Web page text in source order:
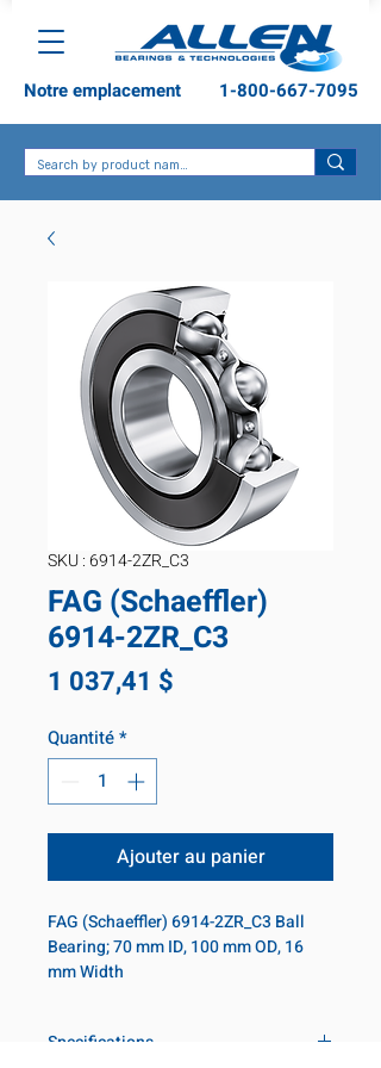
1-800-667-7095
Notre emplacement
SKU : 6914-2ZR_C3
FAG (Schaeffler)
6914-2ZR_C3
1 037,41 $
Quantité*
Ajouter au panier
FAG (Schaeffler) 6914-2ZR_C3 Ball
Bearing; 70 mm ID, 100 mm OD, 16
mm Width
Specifications